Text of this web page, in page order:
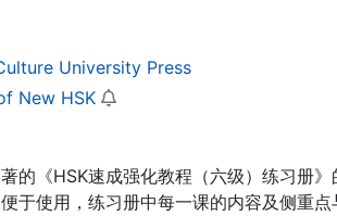
University Press
New HSK
的《HSK速成强化教程（六级）练习册
于使用，练习册中每一课的内容及侧重